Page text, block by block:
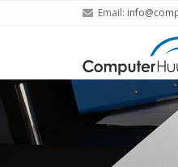
Email: